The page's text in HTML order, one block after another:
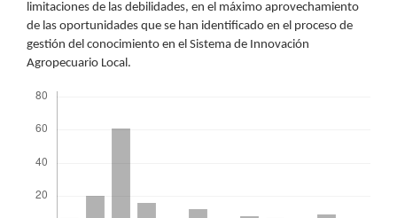
limitaciones de las debilidades, en el máximo aprovechamiento
de las oportunidades que se han identificado en el proceso de
gestión del conocimiento en el Sistema de Innovación
Agropecuario Local.